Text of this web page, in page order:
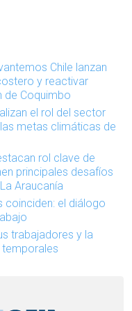
Chile lanzan
y reactivar
de Coquimbo
el rol del sector
metas climáticas de
rol clave de
principales desafíos
Araucanía
coinciden: el diálogo
trabajadores y la